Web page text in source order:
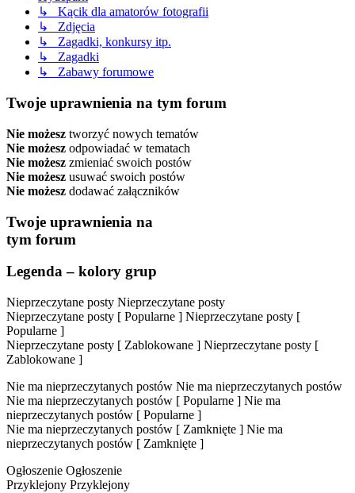
↳ Kącik dla amatorów fotografii
↳ Zdjęcia
↳ Zagadki, konkursy itp.
↳ Zagadki
↳ Zabawy forumowe
Twoje uprawnienia na tym forum
Nie możesz tworzyć nowych tematów
Nie możesz odpowiadać w tematach
Nie możesz zmieniać swoich postów
Nie możesz usuwać swoich postów
Nie możesz dodawać załączników
Twoje uprawnienia na
tym forum
Legenda – kolory grup
Nieprzeczytane posty Nieprzeczytane posty
Nieprzeczytane posty [ Popularne ] Nieprzeczytane posty [
Popularne ]
Nieprzeczytane posty [ Zablokowane ] Nieprzeczytane posty [
Zablokowane ]
Nie ma nieprzeczytanych postów Nie ma nieprzeczytanych postów
Nie ma nieprzeczytanych postów [ Popularne ] Nie ma
nieprzeczytanych postów [ Popularne ]
Nie ma nieprzeczytanych postów [ Zamknięte ] Nie ma
nieprzeczytanych postów [ Zamknięte ]
Ogłoszenie Ogłoszenie
Przyklejony Przyklejony